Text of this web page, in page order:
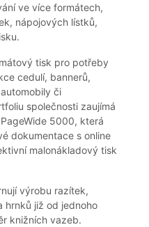
ve více formátech,
nápojových lístků,
tisk pro potřeby
cedulí, bannerů,
či
společnosti zaujímá
5000, která
dokumentace s online
malonákladový tisk
výrobu razítek,
hrnků již od jednoho
knižních vazeb.